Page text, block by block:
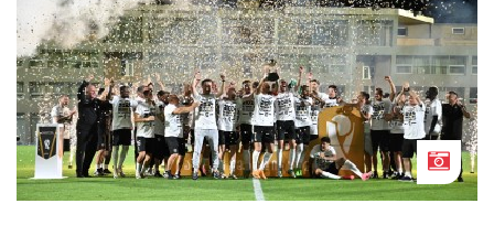
ტორპედო სლავა მეტრეველის სახელობის
სუპერთასის გამარჯვებულია